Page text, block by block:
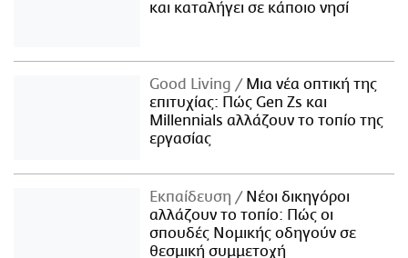
και καταλήγει σε κάποιο νησί
Good Living
Μια νέα οπτική της
επιτυχίας: Πώς Gen Zs και
Millennials αλλάζουν το τοπίο της
εργασίας
Εκπαίδευση
Νέοι δικηγόροι
αλλάζουν το τοπίο: Πώς οι
σπουδές Νομικής οδηγούν σε
θεσμική συμμετοχή